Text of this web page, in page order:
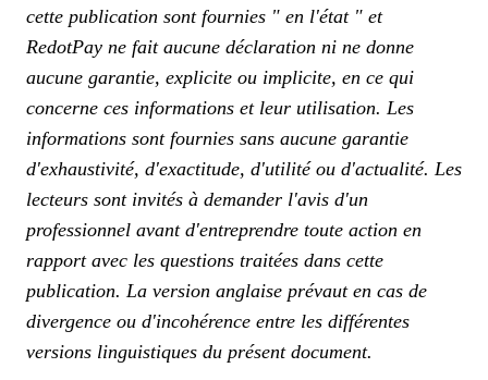
cette publication sont fournies " en l'état " et
RedotPay ne fait aucune déclaration ni ne donne
aucune garantie, explicite ou implicite, en ce qui
concerne ces informations et leur utilisation. Les
informations sont fournies sans aucune garantie
d'exhaustivité, d'exactitude, d'utilité ou d'actualité. Les
lecteurs sont invités à demander l'avis d'un
professionnel avant d'entreprendre toute action en
rapport avec les questions traitées dans cette
publication. La version anglaise prévaut en cas de
divergence ou d'incohérence entre les différentes
versions linguistiques du présent document.